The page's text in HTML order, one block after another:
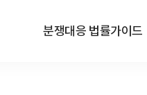
분쟁대응 법률가이드